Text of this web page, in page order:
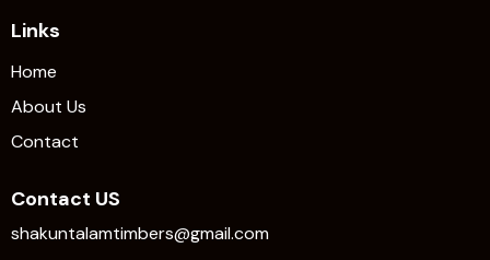
Links
Home
About Us
Contact
Contact US
shakuntalamtimbers@gmail.com